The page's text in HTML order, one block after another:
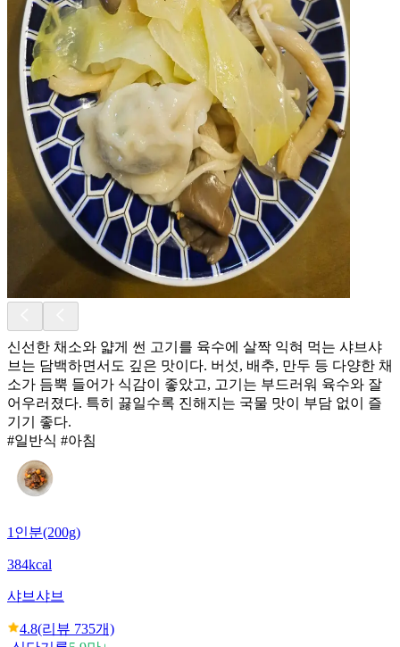
신선한 채소와 얇게 썬 고기를 육수에 살짝 익혀 먹는 샤브샤
브는 담백하면서도 깊은 맛이다. 버섯, 배추, 만두 등 다양한 채
소가 듬뿍 들어가 식감이 좋았고, 고기는 부드러워 육수와 잘
어우러졌다. 특히 끓일수록 진해지는 국물 맛이 부담 없이 즐
기기 좋다.
#일반식 #아침
1인분(200g)
384kcal
샤브샤브
4.8(리뷰 735개)